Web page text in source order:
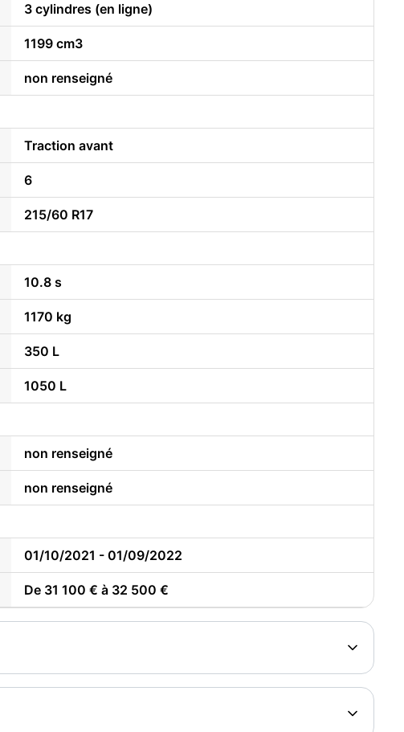
3 cylindres (en ligne)
1199 cm3
non renseigné
Traction avant
6
215/60 R17
10.8 s
1170 kg
350 L
1050 L
non renseigné
non renseigné
01/10/2021 - 01/09/2022
De 31 100 € à 32 500 €